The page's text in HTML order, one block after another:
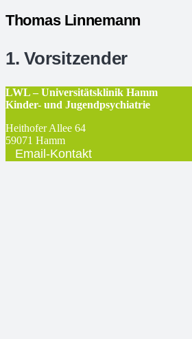
Thomas Linnemann
1. Vorsitzender
LWL – Universitätsklinik Hamm
Kinder- und Jugendpsychiatrie
Heithofer Allee 64
59071 Hamm
Email-Kontakt